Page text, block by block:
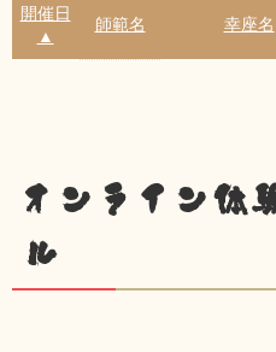
開催日
▲
師範名 幸座名
オンライン体
ル